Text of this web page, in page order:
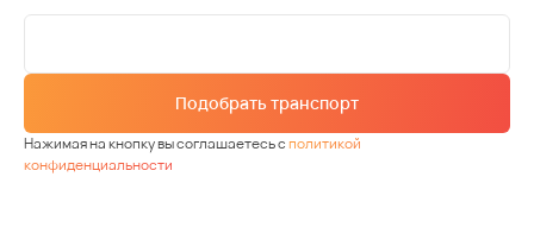
Подобрать транспорт
Нажимая на кнопку вы соглашаетесь сполитикой
конфиденциальности